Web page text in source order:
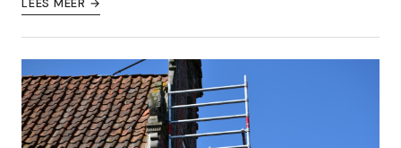
LEES MEER →